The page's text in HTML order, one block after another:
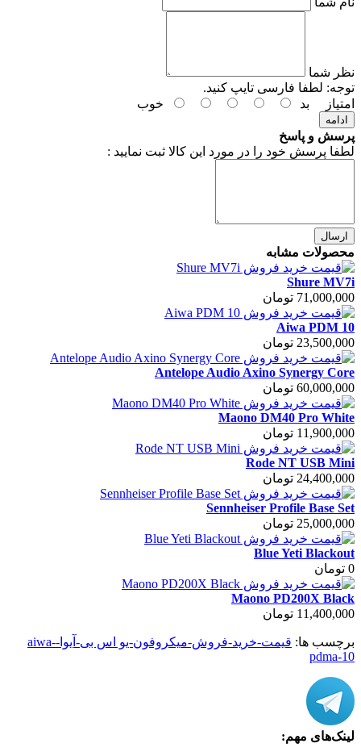
نظر شما
توجه: لطفا فارسی تایپ کنید.
امتیاز
بد خوب
ادامه
پرسش و پاسخ
لطفا پرسش خود را در مورد این کالا ثبت نمایید :
ارسال
محصولات مشابه
Shure MV7i
71,000,000 تومان
Aiwa PDM 10
23,500,000 تومان
Antelope Audio Axino Synergy Core
60,000,000 تومان
Maono DM40 Pro White
11,900,000 تومان
Rode NT USB Mini
24,400,000 تومان
Sennheiser Profile Base Set
25,000,000 تومان
Blue Yeti Blackout
0 تومان
Maono PD200X Black
11,400,000 تومان
برچسب ها:
قیمت-خرید-فروش-میکروفون-یو اس بی-آیوا-aiwa-
pdma-10
لینک‌های مهم: